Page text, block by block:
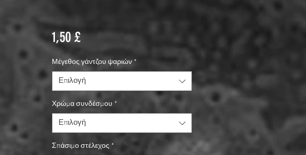
1,50 £Τιμή
Μέγεθος γάντζου ψαριών *
Επιλογή
Χρώμα συνδέσμου *
Επιλογή
Σπάσιμο στέλεχος *